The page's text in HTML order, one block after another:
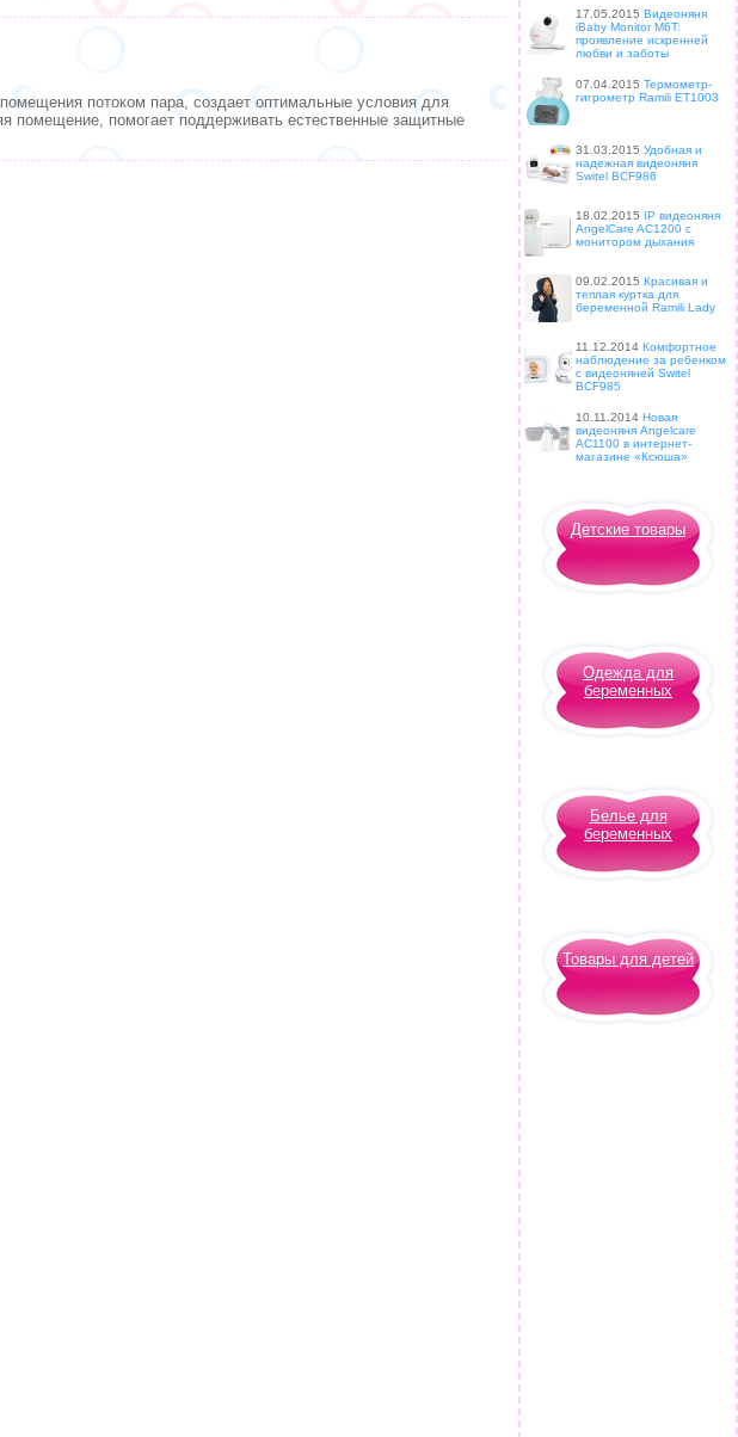
17.05.2015 Видеоняня
iBaby Monitor M6T:
проявление искренней
любви и заботы
07.04.2015 Термометр-
гигрометр Ramili ET1003
31.03.2015 Удобная и
надежная видеоняня
Switel BCF986
18.02.2015 IP видеоняня
AngelCare AC1200 с
монитором дыхания
09.02.2015 Красивая и
теплая куртка для
беременной Ramili Lady
11.12.2014 Комфортное
наблюдение за ребенком
с видеоняней Switel
BCF985
10.11.2014 Новая
видеоняня Angelcare
AC1100 в интернет-
магазине «Ксюша»
Детские товары
Одежда для
беременных
Белье для
беременных
Товары для детей
потоком пара, создает оптимальные условия для
помещение, помогает поддерживать естественные защитные